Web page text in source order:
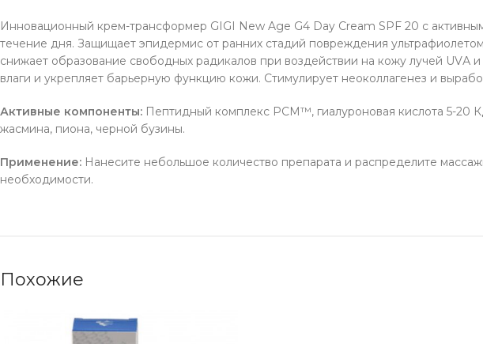
Инновационный крем-трансформер GIGI New Age G4 Day Cream SPF 20 с
течение дня. Защищает эпидермис от ранних стадий повреждения
снижает образование свободных радикалов при воздействии на кожу лучей UVА
влаги и укрепляет барьерную функцию кожи. Стимулирует неоколлагенез и
Активные компоненты: Пептидный комплекс PCM™, гиалуроновая кислота 5-20
жасмина, пиона, черной бузины.
Применение: Нанесите небольшое количество препарата и распределите
необходимости.
Похожие